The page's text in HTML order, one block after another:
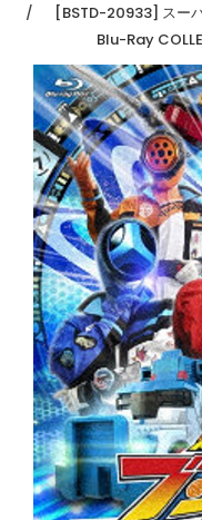
[BSTD-20933] スー
Blu-Ray